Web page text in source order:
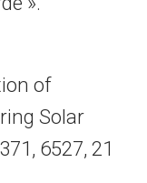
of
Solar
6527, 21